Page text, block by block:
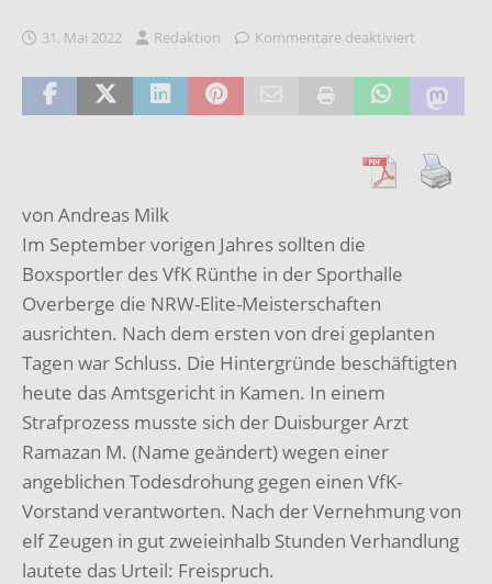
31. Mai 2022 Redaktion Kommentare deaktiviert
von Andreas Milk
Im September vorigen Jahres sollten die
Boxsportler des VfK Rünthe in der Sporthalle
Overberge die NRW-Elite-Meisterschaften
ausrichten. Nach dem ersten von drei geplanten
Tagen war Schluss. Die Hintergründe beschäftigten
heute das Amtsgericht in Kamen. In einem
Strafprozess musste sich der Duisburger Arzt
Ramazan M. (Name geändert) wegen einer
angeblichen Todesdrohung gegen einen VfK-
Vorstand verantworten. Nach der Vernehmung von
elf Zeugen in gut zweieinhalb Stunden Verhandlung
lautete das Urteil: Freispruch.